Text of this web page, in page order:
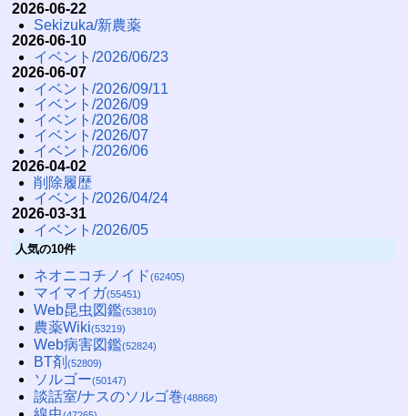
2026-06-22
Sekizuka/新農薬
2026-06-10
イベント/2026/06/23
2026-06-07
イベント/2026/09/11
イベント/2026/09
イベント/2026/08
イベント/2026/07
イベント/2026/06
2026-04-02
削除履歴
イベント/2026/04/24
2026-03-31
イベント/2026/05
人気の10件
ネオニコチノイド(62405)
マイマイガ(55451)
Web昆虫図鑑(53810)
農薬Wiki(53219)
Web病害図鑑(52824)
BT剤 (52809)
ソルゴー(50147)
談話室/ナスのソルゴ巻(48868)